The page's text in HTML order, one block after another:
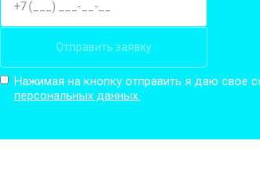
Отправить заявку
Нажимая на кнопку отправить я даю свое
персональных данных.